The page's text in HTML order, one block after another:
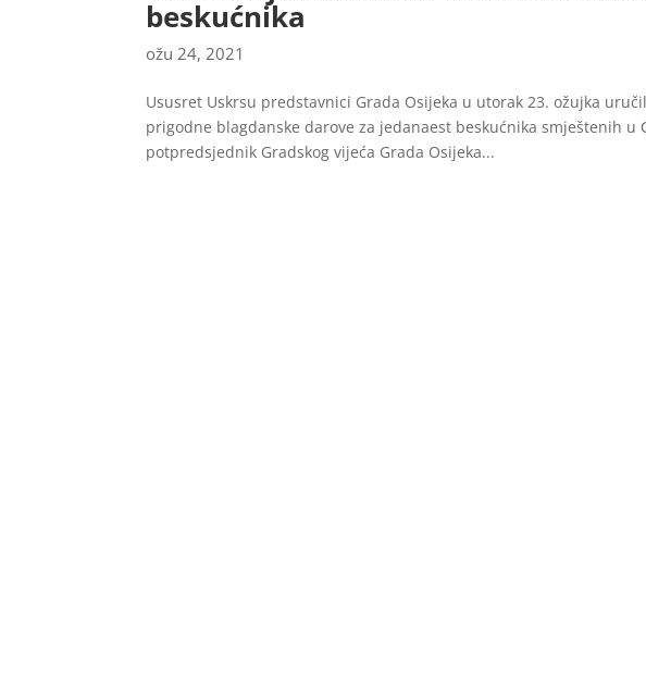
beskućnika
ožu 24, 2021
Ususret Uskrsu predstavnici Grada Osijeka u utorak 23. ožujka
prigodne blagdanske darove za jedanaest beskućnika smještenih u
potpredsjednik Gradskog vijeća Grada Osijeka...